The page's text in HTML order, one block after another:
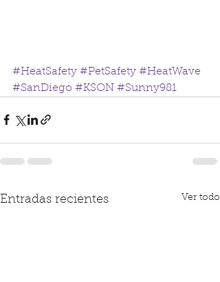
#HeatSafety #PetSafety #HeatWave
#SanDiego #KSON #Sunny981
Entradas recientes Ver todo